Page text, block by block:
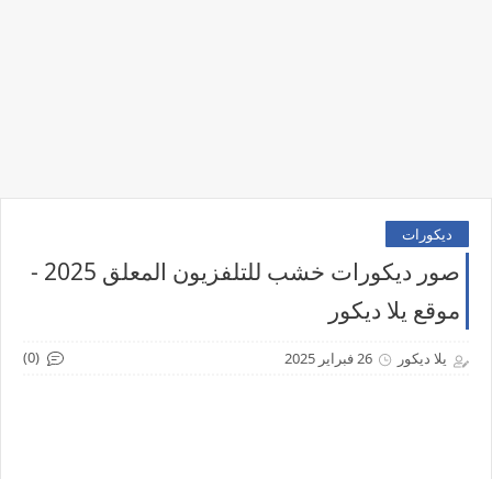
ديكورات
صور ديكورات خشب للتلفزيون المعلق 2025 -
موقع يلا ديكور
يلا ديكور 26 فبراير 2025 (0)